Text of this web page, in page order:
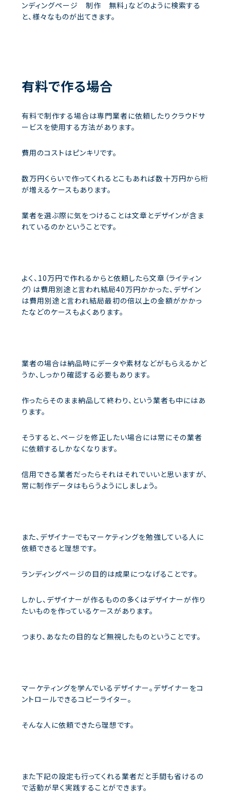
ンディングページ 制作 無料」などのように検索する
と、様々なものが出てきます。
有料で作る場合
有料で制作する場合は専門業者に依頼したりクラウドサ
ービスを使用する方法があります。
費用のコストはピンキリです。
数万円くらいで作ってくれるとこもあれば数十万円から桁
が増えるケースもあります。
業者を選ぶ際に気をつけることは文章とデザインが含ま
れているのかということです。
よく、10万円で作れるからと依頼したら文章（ライティン
グ）は費用別途と言われ結局40万円かかった、デザイン
は費用別途と言われ結局最初の倍以上の金額がかかっ
たなどのケースもよくあります。
業者の場合は納品時にデータや素材などがもらえるかど
うか、しっかり確認する必要もあります。
作ったらそのまま納品して終わり、という業者も中にはあ
ります。
そうすると、ページを修正したい場合には常にその業者
に依頼するしかなくなります。
信用できる業者だったらそれはそれでいいと思いますが、
常に制作データはもらうようにしましょう。
また、デザイナーでもマーケティングを勉強している人に
依頼できると理想です。
ランディングページの目的は成果につなげることです。
しかし、デザイナーが作るものの多くはデザイナーが作り
たいものを作っているケースがあります。
つまり、あなたの目的など無視したものということです。
マーケティングを学んでいるデザイナー。デザイナーをコ
ントロールできるコピーライター。
そんな人に依頼できたら理想です。
また下記の設定も行ってくれる業者だと手間も省けるの
で活動が早く実践することができます。